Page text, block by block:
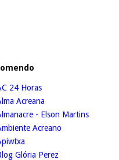
24 Horas
Acreana
- Elson Martins
Acreano
Glória Perez